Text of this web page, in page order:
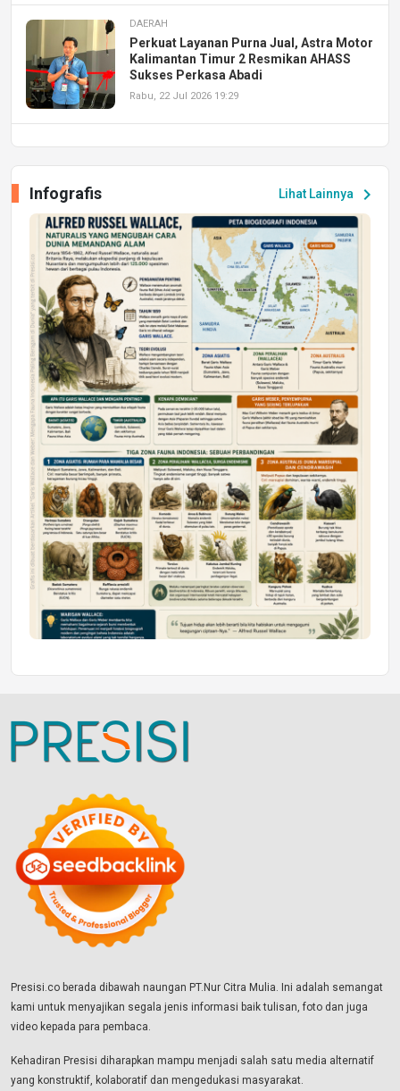
DAERAH
Perkuat Layanan Purna Jual, Astra Motor
Kalimantan Timur 2 Resmikan AHASS
Sukses Perkasa Abadi
Rabu, 22 Jul 2026 19:29
Peluang Kerja dan Magang
Jumat, 17 Jul 2026 22:30
DAERAH
Astra Motor Kalimantan Timur 2 Dukung
Mahasiswa Samarinda dalam Astra
Honda SDGs Future Leaders 2026
Jumat, 10 Jul 2026 19:01
Lihat Lainnya chevron_right
Infografis
Presisi.co berada dibawah naungan PT.Nur Citra Mulia. Ini adalah semangat
kami untuk menyajikan segala jenis informasi baik tulisan, foto dan juga
video kepada para pembaca.
Kehadiran Presisi diharapkan mampu menjadi salah satu media alternatif
yang konstruktif, kolaboratif dan mengedukasi masyarakat.